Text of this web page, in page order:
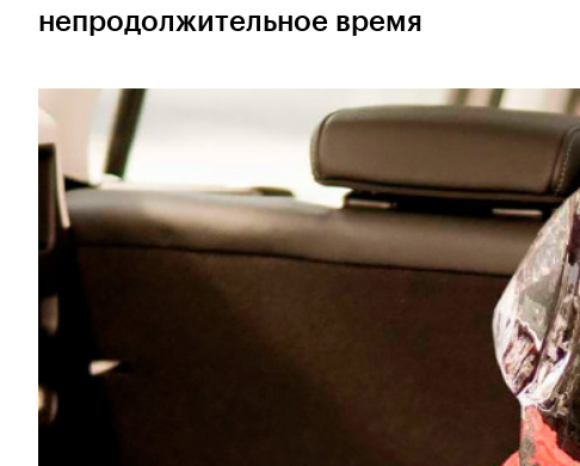
непродолжительное время